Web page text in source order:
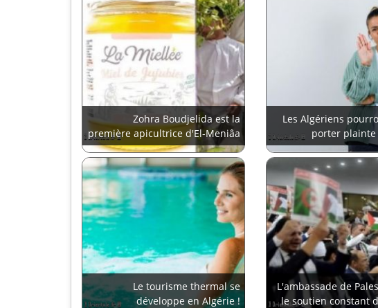
Zohra Boudjelida est la
première apicultrice d'El-Meniâa
Les Algériens
porter plainte
Le tourisme thermal se
développe en Algérie !
L'ambassade de
le soutien constant